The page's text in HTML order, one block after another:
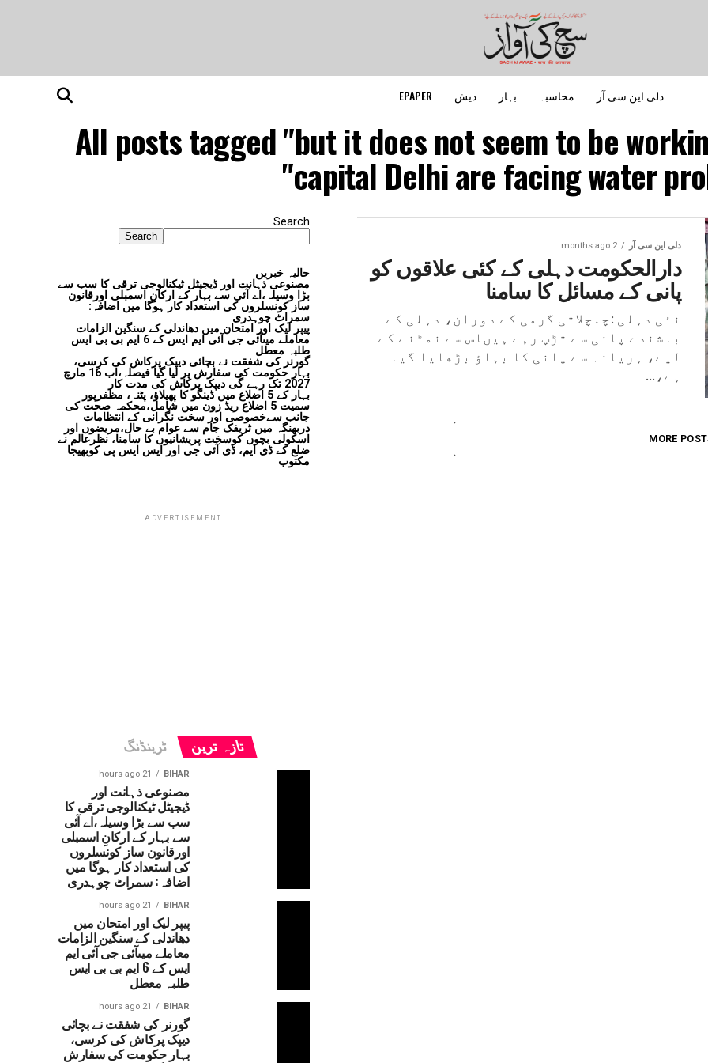
دلی این سی آر محاسبہ بہار دیش EPAPER
All posts tagged "but it does not seem to be
capital Delhi are facing water
دلی این سی آر 2 months ago
دارالحکومت دہلی کے کئی علاقوں کو
پانی کے مسائل کا سامنا
نئی دہلی :چلچلاتی گرمی کے دوران، دہلی کے
باشندے پانی سے تڑپ رہے ہیںاس سے نمٹنے کے
لیے، ہریانہ سے پانی کا بہاؤ بڑھایا گیا
ہے،...
MORE
Search
Search
حالیہ خبریں
مصنوعی ذہانت اور ڈیجیٹل ٹیکنالوجی ترقی کا سب سے
بڑا وسیلہ،اے آئی سے بہار کے ارکانِ اسمبلی اورقانون
ساز کونسلروں کی استعداد کار ہوگا میں اضافہ:
سمراٹ چوہدری
پیپر لیک اور امتحان میں دھاندلی کے سنگین الزامات
معاملے میںآئی جی آئی ایم ایس کے 6 ایم بی بی ایس
طلبہ معطل
گورنر کی شفقت نے بچائی دیپک پرکاش کی کرسی،
بہار حکومت کی سفارش پر لیا گیا فیصلہ،اب 16 مارچ
2027 تک رہے گی دیپک پرکاش کی مدت کار
بہار کے 5 اضلاع میں ڈینگو کا پھیلاؤ، پٹنہ، مظفرپور
سمیت 5 اضلاع ریڈ زون میں شامل،محکمہ صحت کی
جانب سےخصوصی اور سخت نگرانی کے انتظامات
دربھنگہ میں ٹریفک جام سے عوام بے حال،مریضوں اور
اسکولی بچوں کوسخت پریشانیوں کا سامنا، نظرعالم نے
ضلع کے ڈی ایم، ڈی آئی جی اور ایس ایس پی کوبھیجا
مکتوب
ADVERTISEMENT
تازہ ترین ٹرینڈنگ
BIHAR
21 hours ago
مصنوعی ذہانت اور
ڈیجیٹل ٹیکنالوجی ترقی کا
سب سے بڑا وسیلہ،اے آئی
سے بہار کے ارکانِ اسمبلی
اورقانون ساز کونسلروں
کی استعداد کار ہوگا میں
اضافہ: سمراٹ چوہدری
BIHAR
21 hours ago
پیپر لیک اور امتحان میں
دھاندلی کے سنگین الزامات
معاملے میںآئی جی آئی ایم
ایس کے 6 ایم بی بی ایس
طلبہ معطل
BIHAR
21 hours ago
گورنر کی شفقت نے بچائی
دیپک پرکاش کی کرسی،
بہار حکومت کی سفارش